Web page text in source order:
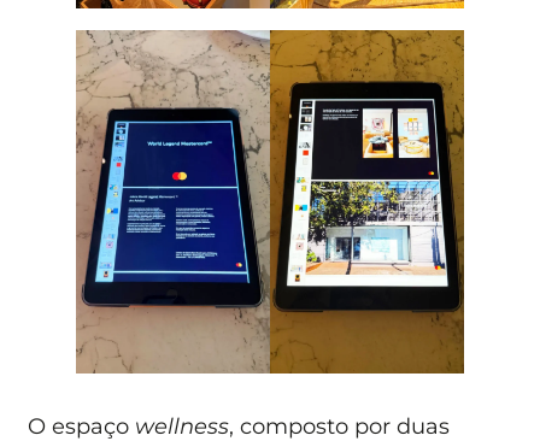
O espaço wellness, composto por duas